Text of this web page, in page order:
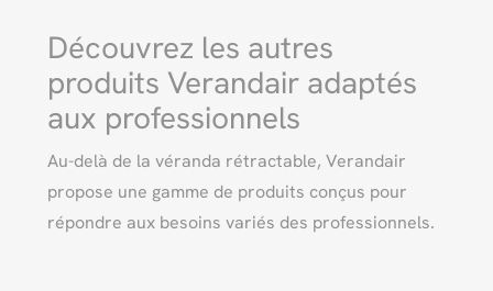
Découvrez les autres
produits Verandair adaptés
aux professionnels
Au-delà de la véranda rétractable, Verandair
propose une gamme de produits conçus pour
répondre aux besoins variés des professionnels.